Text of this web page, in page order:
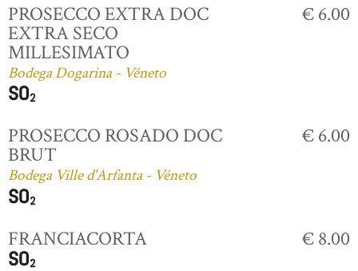
PROSECCO EXTRA DOC
EXTRA SECO
MILLESIMATO
Bodega Dogarina - Véneto
€ 6.00
PROSECCO ROSADO DOC
BRUT
Bodega Ville d'Arfanta - Véneto
€ 6.00
FRANCIACORTA € 8.00